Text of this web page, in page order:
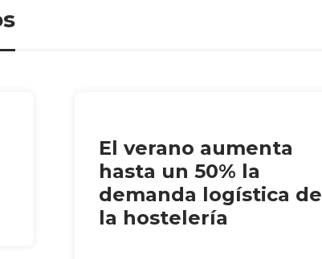
El verano aumenta
hasta un 50% la
demanda logística de
la hostelería